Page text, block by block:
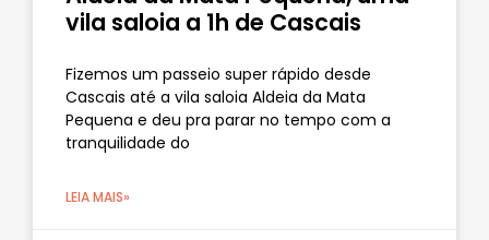
vila saloia a 1h de Cascais
Fizemos um passeio super rápido desde
Cascais até a vila saloia Aldeia da Mata
Pequena e deu pra parar no tempo com a
tranquilidade do
LEIA MAIS»